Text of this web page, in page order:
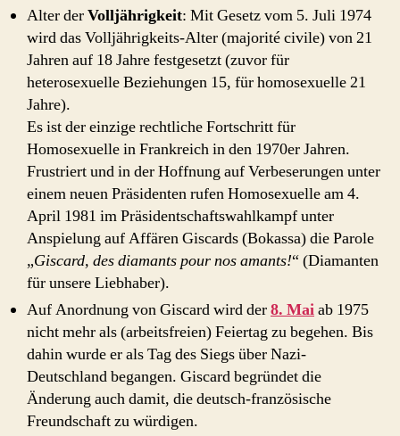
Alter derVolljährigkeit: Mit Gesetz vom 5. Juli 1974
wird das Volljährigkeits-Alter (majorité civile) von 21
Jahren auf 18 Jahre festgesetzt (zuvor für
heterosexuelle Beziehungen 15, für homosexuelle 21
Jahre).
Es ist der einzige rechtliche Fortschritt für
Homosexuelle in Frankreich in den 1970er Jahren.
Frustriert und in der Hoffnung auf Verbeserungen unter
einem neuen Präsidenten rufen Homosexuelle am 4.
April 1981 im Präsidentschaftswahlkampf unter
Anspielung auf Affären Giscards (Bokassa) die Parole
„Giscard, des diamants pour nos amants!“ (Diamanten
für unsere Liebhaber).
Auf Anordnung von Giscard wird der8. Maiab 1975
nicht mehr als (arbeitsfreien) Feiertag zu begehen. Bis
dahin wurde er als Tag des Siegs über Nazi-
Deutschland begangen. Giscard begründet die
Änderung auch damit, die deutsch-französische
Freundschaft zu würdigen.